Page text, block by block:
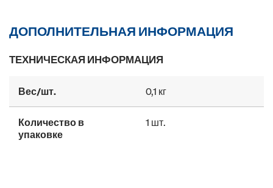
ДОПОЛНИТЕЛЬНАЯ ИНФОРМАЦИЯ
ТЕХНИЧЕСКАЯ ИНФОРМАЦИЯ
Вес/шт. 0,1 кг
Количество в
упаковке
1 шт.